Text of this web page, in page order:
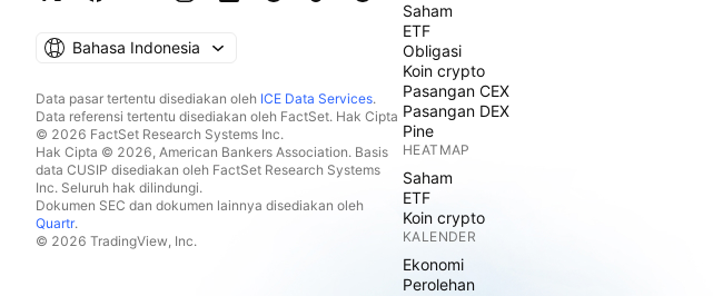
Bahasa Indonesia
Data pasar tertentu disediakan oleh ICE Data Services.
Data referensi tertentu disediakan oleh FactSet. Hak Cipta
© 2026 FactSet Research Systems Inc.
Hak Cipta © 2026, American Bankers Association. Basis
data CUSIP disediakan oleh FactSet Research Systems
Inc. Seluruh hak dilindungi.
Dokumen SEC dan dokumen lainnya disediakan oleh
Quartr.
© 2026 TradingView, Inc.
Saham
ETF
Obligasi
Koin crypto
Pasangan CEX
Pasangan DEX
Pine
HEATMAP
Saham
ETF
Koin crypto
KALENDER
Ekonomi
Perolehan